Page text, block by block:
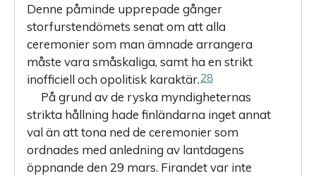
Denne påminde upprepade gånger
storfursten­dömets senat om att alla
ceremonier som man ämnade arrangera
måste vara småskaliga, samt ha en strikt
inofficiell och opolitisk karaktär.28
På grund av de ryska myndigheternas
strikta hållning hade finländarna inget annat
val än att tona ned de ceremonier som
ordnades med anledning av lantdagens
öppnande den 29 mars. Firandet var inte